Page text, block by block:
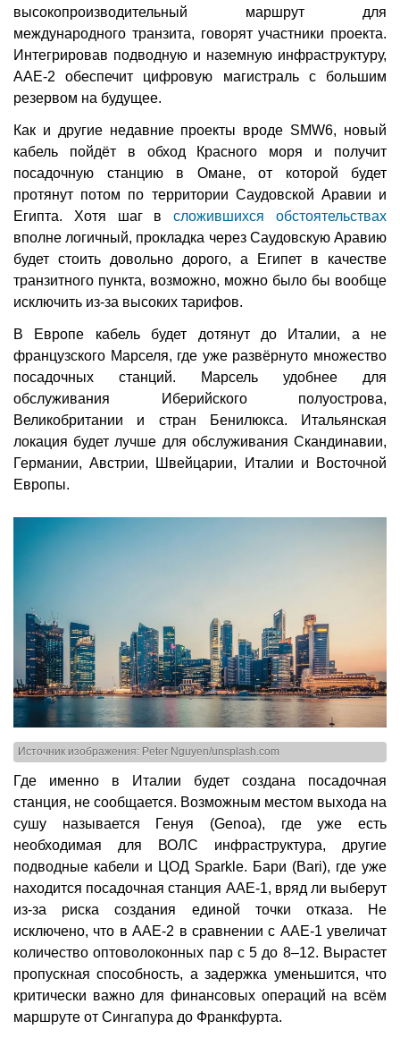
высокопроизводительный маршрут для
международного транзита, говорят участники проекта.
Интегрировав подводную и наземную инфраструктуру,
AAE-2 обеспечит цифровую магистраль с большим
резервом на будущее.
Как и другие недавние проекты вроде SMW6, новый
кабель пойдёт в обход Красного моря и получит
посадочную станцию в Омане, от которой будет
протянут потом по территории Саудовской Аравии и
Египта. Хотя шаг всложившихся обстоятельствах
вполне логичный, прокладка через Саудовскую Аравию
будет стоить довольно дорого, а Египет в качестве
транзитного пункта, возможно, можно было бы вообще
исключить из-за высоких тарифов.
В Европе кабель будет дотянут до Италии, а не
французского Марселя, где уже развёрнуто множество
посадочных станций. Марсель удобнее для
обслуживания Иберийского полуострова,
Великобритании и стран Бенилюкса. Итальянская
локация будет лучше для обслуживания Скандинавии,
Германии, Австрии, Швейцарии, Италии и Восточной
Европы.
Источник изображения: Peter Nguyen/unsplash.com
Где именно в Италии будет создана посадочная
станция, не сообщается. Возможным местом выхода на
сушу называется Генуя (Genoa), где уже есть
необходимая для ВОЛС инфраструктура, другие
подводные кабели и ЦОД Sparkle. Бари (Bari), где уже
находится посадочная станция AAE-1, вряд ли выберут
из-за риска создания единой точки отказа. Не
исключено, что в AAE-2 в сравнении с AAE-1 увеличат
количество оптоволоконных пар с 5 до 8–12. Вырастет
пропускная способность, а задержка уменьшится, что
критически важно для финансовых операций на всём
маршруте от Сингапура до Франкфурта.